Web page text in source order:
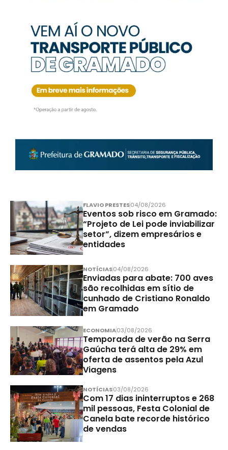
FLAVIO PRESTES04/08/2026
Eventos sob risco em Gramado:
“Projeto de Lei pode inviabilizar
setor”, dizem empresários e
entidades
NOTÍCIAS04/08/2026
Enviadas para abate: 700 aves
são recolhidas em sítio de
cunhado de Cristiano Ronaldo
em Gramado
ECONOMIA03/08/2026
Temporada de verão na Serra
Gaúcha terá alta de 29% em
oferta de assentos pela Azul
Viagens
NOTÍCIAS03/08/2026
Com 17 dias ininterruptos e 268
mil pessoas, Festa Colonial de
Canela bate recorde histórico
de vendas